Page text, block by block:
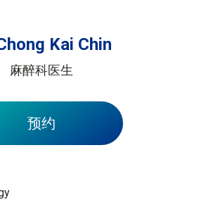
Kai Chin
麻醉科医生
预约